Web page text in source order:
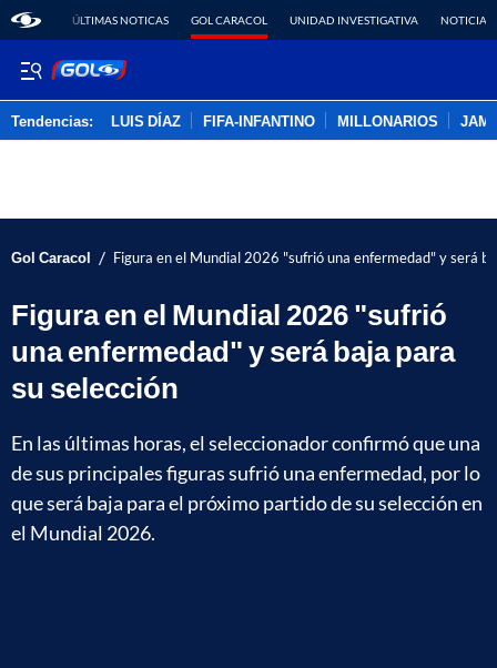
ÚLTIMAS NOTICAS GOL CARACOL UNIDAD INVESTIGATIVA NOTICIAS
Tendencias: LUIS DÍAZ FIFA-INFANTINO MILLONARIOS
Gol Caracol / Figura en el Mundial 2026 "sufrió una enfermedad" y será
Figura en el Mundial 2026 "sufrió
una enfermedad" y será baja para
su selección
En las últimas horas, el seleccionador confirmó que una
de sus principales figuras sufrió una enfermedad, por lo
que será baja para el próximo partido de su selección en
el Mundial 2026.